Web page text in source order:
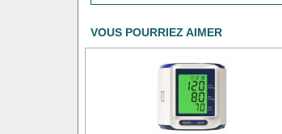
VOUS POURRIEZ AIMER